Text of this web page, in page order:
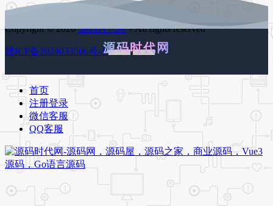
Copyright © 2026源码时代网- All rights reserved
赣ICP备2024033506号-1百度地图 谷歌地图
源码时代网
首页
注册登录
微信客服
QQ客服